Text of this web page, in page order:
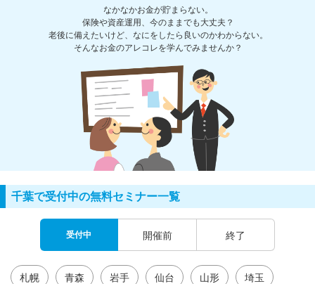
なかなかお金が貯まらない。
保険や資産運用、今のままでも大丈夫？
老後に備えたいけど、なにをしたら良いのかわからない。
そんなお金のアレコレを学んでみませんか？
千葉で受付中の無料セミナー一覧
受付中 開催前 終了
札幌 青森 岩手 仙台 山形 埼玉